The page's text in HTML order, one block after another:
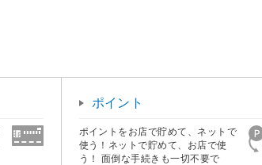
ポイント
ポイントをお店で貯めて、ネットで
使う！ネットで貯めて、お店で使
う！ 面倒な手続きも一切不要で